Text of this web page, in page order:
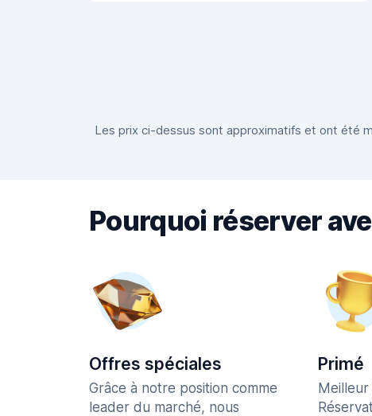
Les prix ci-dessus sont approximatifs et ont été
Pourquoi réserver
Offres spéciales
Grâce à notre position comme
leader du marché, nous
Primé